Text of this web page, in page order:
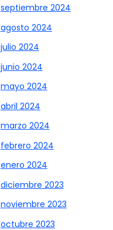
septiembre 2024
agosto 2024
julio 2024
junio 2024
mayo 2024
abril 2024
marzo 2024
febrero 2024
enero 2024
diciembre 2023
noviembre 2023
octubre 2023